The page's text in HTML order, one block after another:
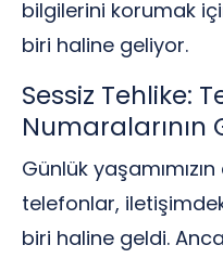
bilgilerini korumak
biri haline geliyor.
Sessiz Tehlike:
Numaralarının
Günlük
telefonlar,
biri haline geldi.